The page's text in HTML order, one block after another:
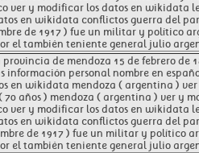
ver y modificar los datos en
en wikidata conflictos guerra del
de 1917 ) fue un militar y político
el también teniente general julio
provincia de mendoza 15 de febrero de
información personal nombre en
en wikidata mendoza ( argentina )
años ) mendoza ( argentina ) ver
ver y modificar los datos en
en wikidata conflictos guerra del
de 1917 ) fue un militar y
el también teniente general julio